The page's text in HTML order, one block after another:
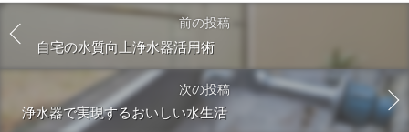
前の投稿
自宅の水質向上浄水器活用術
次の投稿
浄水器で実現するおいしい水生活